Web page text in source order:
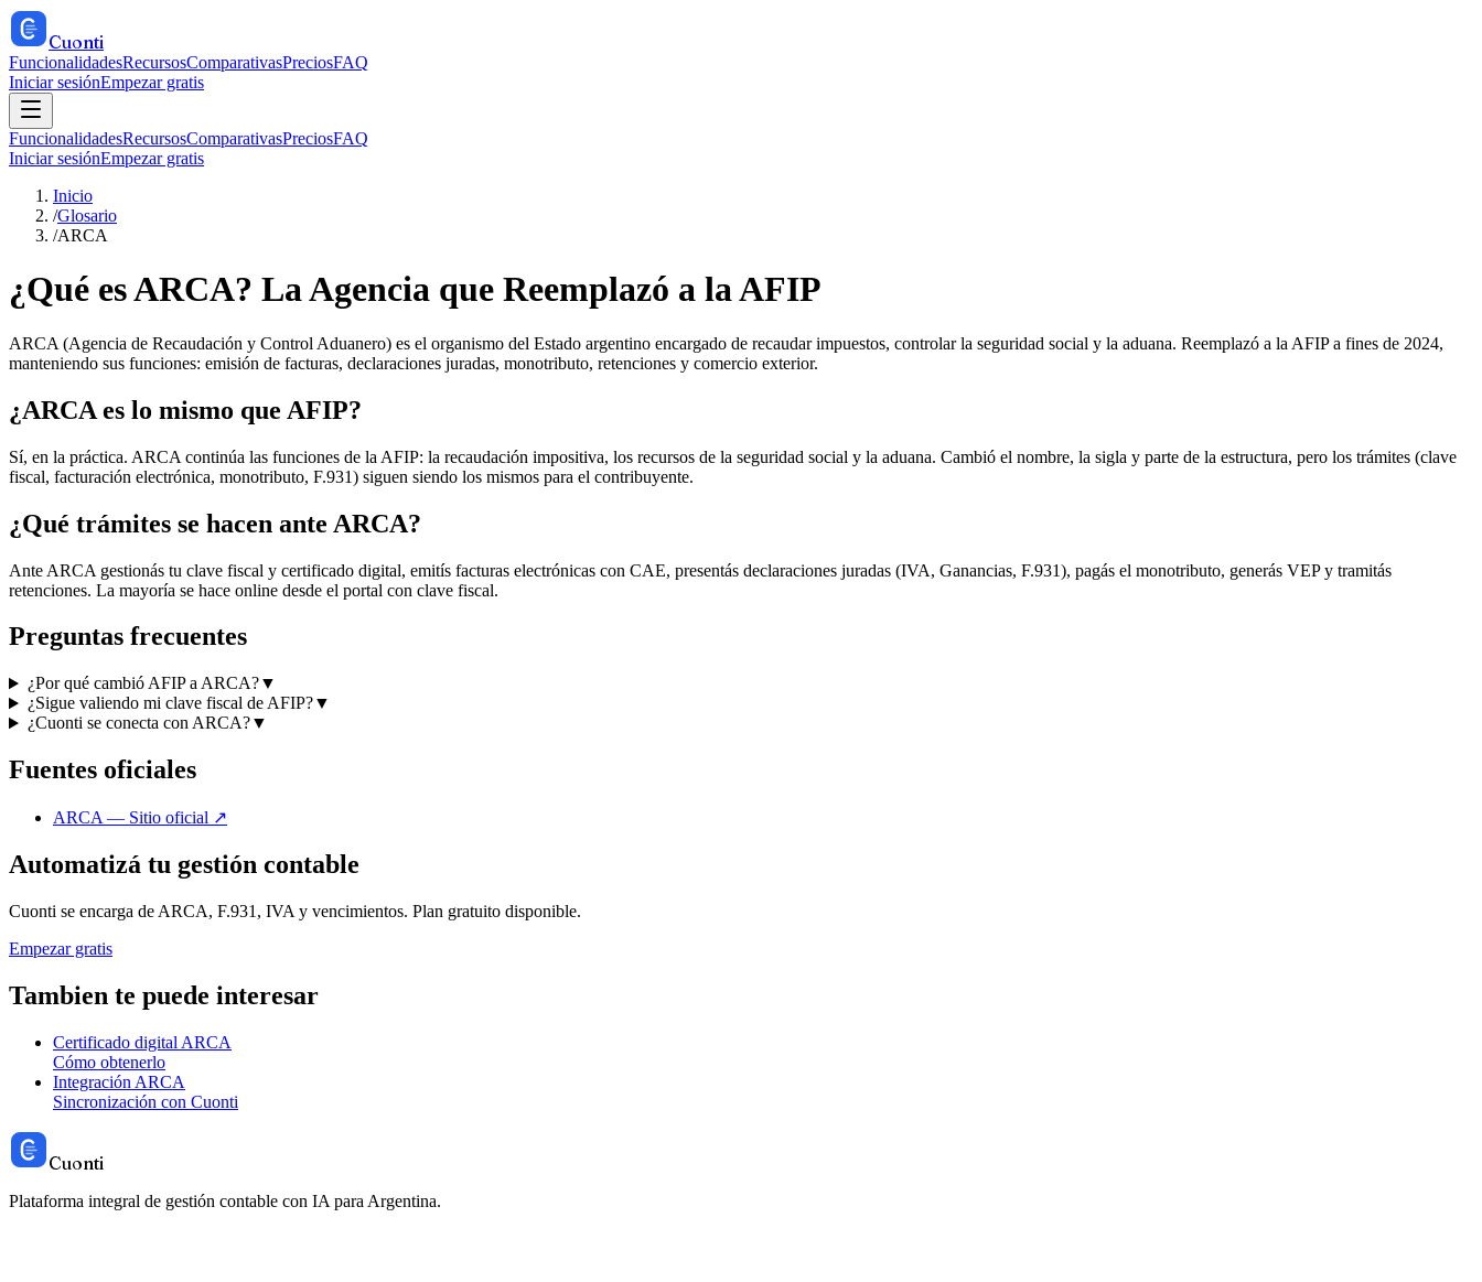
Cuonti
FuncionalidadesRecursosComparativasPreciosFAQ
Iniciar sesiónEmpezar gratis
FuncionalidadesRecursosComparativasPreciosFAQ
Iniciar sesiónEmpezar gratis
Inicio
/Glosario
/ARCA
¿Qué es ARCA? La Agencia que Reemplazó a la AFIP
ARCA (Agencia de Recaudación y Control Aduanero) es el organismo del Estado argentino encargado de recaudar impuestos, controlar la seguridad social y la aduana. Reemplazó a la AFIP a fines de 2024,
manteniendo sus funciones: emisión de facturas, declaraciones juradas, monotributo, retenciones y comercio exterior.
¿ARCA es lo mismo que AFIP?
Sí, en la práctica. ARCA continúa las funciones de la AFIP: la recaudación impositiva, los recursos de la seguridad social y la aduana. Cambió el nombre, la sigla y parte de la estructura, pero los trámites (clave
fiscal, facturación electrónica, monotributo, F.931) siguen siendo los mismos para el contribuyente.
¿Qué trámites se hacen ante ARCA?
Ante ARCA gestionás tu clave fiscal y certificado digital, emitís facturas electrónicas con CAE, presentás declaraciones juradas (IVA, Ganancias, F.931), pagás el monotributo, generás VEP y tramitás
retenciones. La mayoría se hace online desde el portal con clave fiscal.
Preguntas frecuentes
¿Por qué cambió AFIP a ARCA?▼
¿Sigue valiendo mi clave fiscal de AFIP?▼
¿Cuonti se conecta con ARCA?▼
Fuentes oficiales
ARCA — Sitio oficial ↗
Automatizá tu gestión contable
Cuonti se encarga de ARCA, F.931, IVA y vencimientos. Plan gratuito disponible.
Empezar gratis
Tambien te puede interesar
Certificado digital ARCA
Cómo obtenerlo
Integración ARCA
Sincronización con Cuonti
Cuonti
Plataforma integral de gestión contable con IA para Argentina.